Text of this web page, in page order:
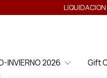
LIQUIDACION
INVIERNO 2026 Gift